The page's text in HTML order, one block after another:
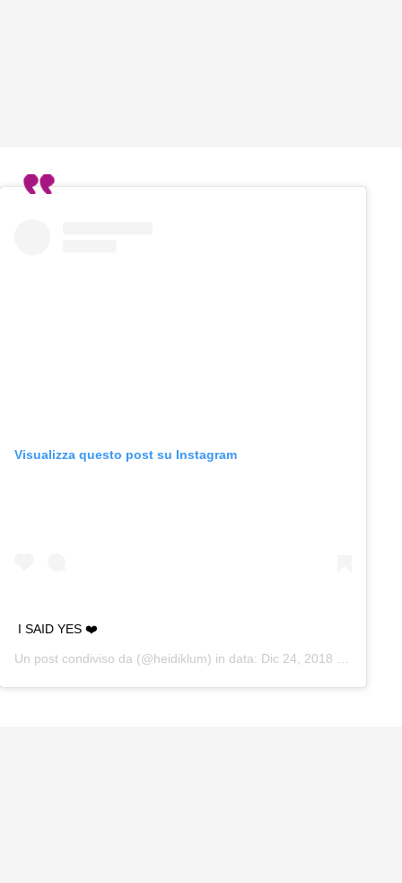
Visualizza questo post su Instagram
I SAID YES ❤️
Un post condiviso da (@heidiklum) in data: Dic 24, 2018 at 11:01 PST